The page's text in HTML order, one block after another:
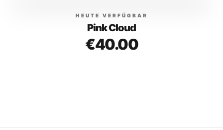
HEUTE VERFÜGBAR
Pink Cloud
€40.00